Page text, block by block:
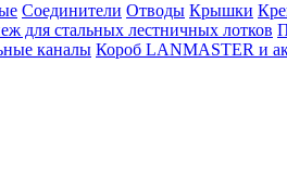
Соединители Отводы Крышки
для стальных лестничных лотков
каналы Короб LANMASTER и